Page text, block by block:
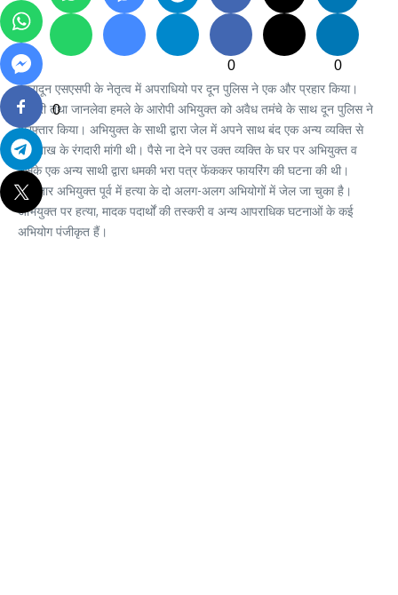
0
0
0
देहरादून एसएसपी के नेतृत्व में अपराधियो पर दून पुलिस ने एक और प्रहार किया।
रंगदारी तथा जानलेवा हमले के आरोपी अभियुक्त को अवैध तमंचे के साथ दून पुलिस ने
गिरफ्तार किया। अभियुक्त के साथी द्वारा जेल में अपने साथ बंद एक अन्य व्यक्ति से
30 लाख के रंगदारी मांगी थी। पैसे ना देने पर उक्त व्यक्ति के घर पर अभियुक्त व
उसके एक अन्य साथी द्वारा धमकी भरा पत्र फेंककर फायरिंग की घटना की थी।
गिरफ्तार अभियुक्त पूर्व में हत्या के दो अलग-अलग अभियोगों में जेल जा चुका है।
अभियुक्त पर हत्या, मादक पदार्थों की तस्करी व अन्य आपराधिक घटनाओं के कई
अभियोग पंजीकृत हैं।